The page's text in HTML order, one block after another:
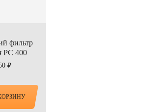
фильтр
PC 400
₽